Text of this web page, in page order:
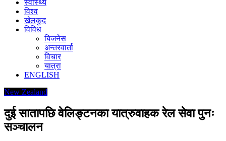
स्वास्थ्य
विश्व
खेलकुद
विविध
बिजनेस
अन्तरवार्ता
विचार
यात्रा
ENGLISH
New Zealand
दुई सातापछि वेलिङ्टनका यात्रुवाहक रेल सेवा पुनः
सञ्चालन